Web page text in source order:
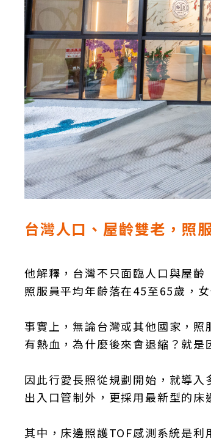
台灣人口、屋齡雙老，照
他解釋，台灣不只面臨人口與屋齡
照服員平均年齡落在45至65歲，
事實上，無論台灣或其他國家，
有熱血，為什麼後來會退縮？就是
因此行愛長照從規劃開始，就導
出入口管制外，更採用最新型的床
其中，床邊照護TOF感測系統是